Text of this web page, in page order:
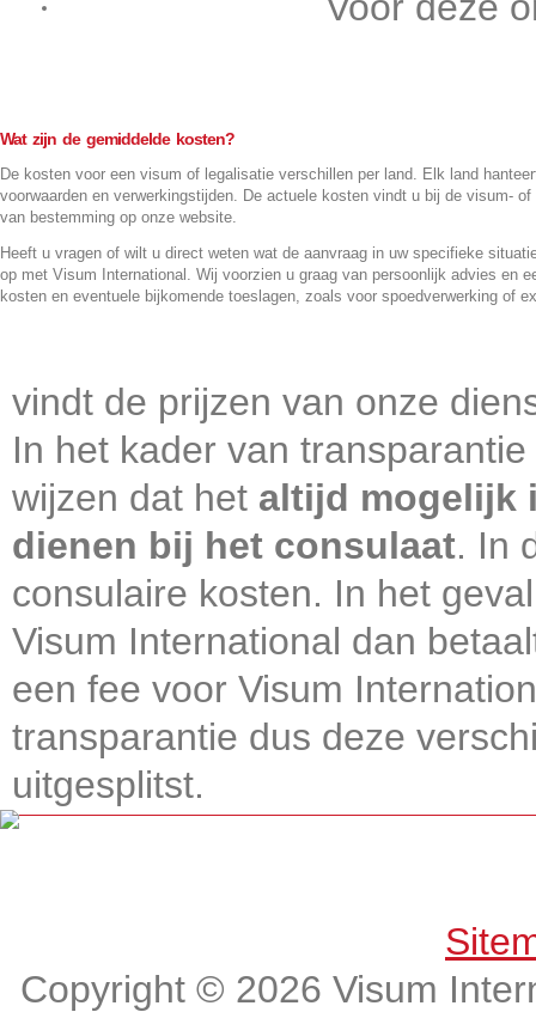
Wat zijn de gemiddelde kosten?
De kosten voor een visum of legalisatie verschillen per land. Elk land
voorwaarden en verwerkingstijden. De actuele kosten vindt u bij de visum-
van bestemming op onze website.
Heeft u vragen of wilt u direct weten wat de aanvraag in uw specifieke
op met Visum International. Wij voorzien u graag van persoonlijk advies en
kosten en eventuele bijkomende toeslagen, zoals voor spoedverwerking of
vindt de prijzen van onze
In het kader van
wijzen dat het altijd mogelijk
dienen bij het consulaat. In
consulaire kosten. In het
Visum International dan
een fee voor Visum
transparantie dus deze
uitgesplitst.
Copyright © 2026 Visum